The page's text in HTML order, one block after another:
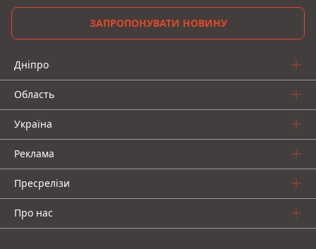
ЗАПРОПОНУВАТИ НОВИНУ
Дніпро
Область
Україна
Реклама
Пресрелізи
Про нас